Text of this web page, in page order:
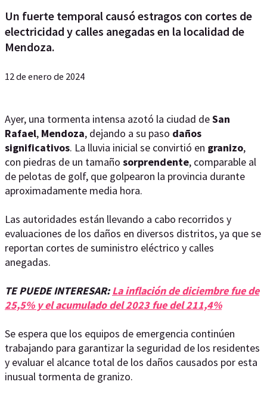
Un fuerte temporal causó estragos con cortes de
electricidad y calles anegadas en la localidad de
Mendoza.
12 de enero de 2024
Ayer, una tormenta intensa azotó la ciudad deSan
Rafael, Mendoza, dejando a su paso daños
significativos. La lluvia inicial se convirtió en granizo,
con piedras de un tamaño sorprendente, comparable al
de pelotas de golf, que golpearon la provincia durante
aproximadamente media hora.
Las autoridades están llevando a cabo recorridos y
evaluaciones de los daños en diversos distritos, ya que se
reportan cortes de suministro eléctrico y calles
anegadas.
TE PUEDE INTERESAR:La inflación de diciembre fue de
25,5% y el acumulado del 2023 fue del 211,4%
Se espera que los equipos de emergencia continúen
trabajando para garantizar la seguridad de los residentes
y evaluar el alcance total de los daños causados por esta
inusual tormenta de granizo.